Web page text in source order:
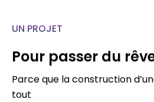
UN PROJET
Pour passer du
Parce que la construction
tout